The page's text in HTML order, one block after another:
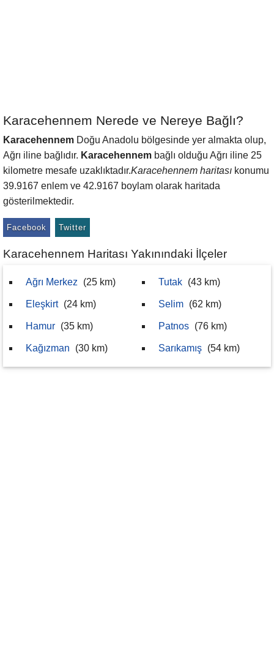
Karacehennem Nerede ve Nereye Bağlı?
Karacehennem Doğu Anadolu bölgesinde yer almakta olup,
Ağrı iline bağlıdır. Karacehennem bağlı olduğu Ağrı iline 25
kilometre mesafe uzaklıktadır.Karacehennem haritası konumu
39.9167 enlem ve 42.9167 boylam olarak haritada
gösterilmektedir.
Facebook Twitter
Karacehennem Haritası Yakınındaki İlçeler
Ağrı Merkez (25 km)
Eleşkirt (24 km)
Hamur (35 km)
Kağızman (30 km)
Tutak (43 km)
Selim (62 km)
Patnos (76 km)
Sarıkamış (54 km)